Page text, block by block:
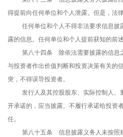
得提前向任何单位和个人泄露。但是，法
任何单位和个人不得非法要求信息
露的信息。任何单位和个人提前获知的前
第八十四条 除依法需要披露的信息
与投资者作出价值判断和投资决策有关的
突，不得误导投资者。
发行人及其控股股东、实际控制人
开承诺的，应当披露。不履行承诺给投资
任。
第八十五条 信息披露义务人未按照